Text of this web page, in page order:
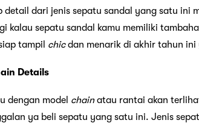
detail dari jenis sepatu sandal yang satu ini
kalau sepatu sandal kamu memiliki
tampil chicdan menarik di akhir tahun ini
Details
dengan model chainatau rantai akan
ya beli sepatu yang satu ini. Jenis